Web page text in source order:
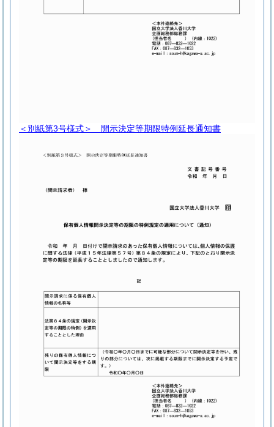
＜別紙第3号様式＞ 開示決定等期限特例延長通知書